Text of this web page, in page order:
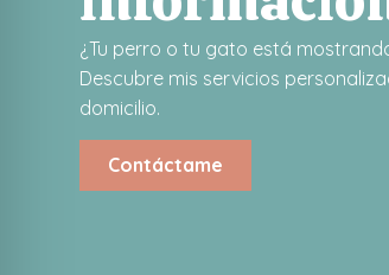
¿Tu perro o tu gato está
Descubre mis servicios
domicilio.
Contáctame